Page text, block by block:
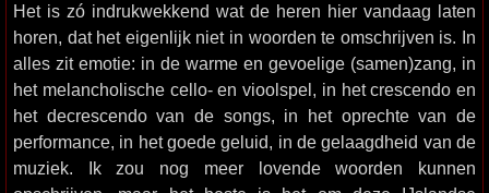
Het is zó indrukwekkend wat de heren hier vandaag laten
horen, dat het eigenlijk niet in woorden te omschrijven is. In
alles zit emotie: in de warme en gevoelige (samen)zang, in
het melancholische cello- en vioolspel, in het crescendo en
het decrescendo van de songs, in het oprechte van de
performance, in het goede geluid, in de gelaagdheid van de
muziek. Ik zou nog meer lovende woorden kunnen